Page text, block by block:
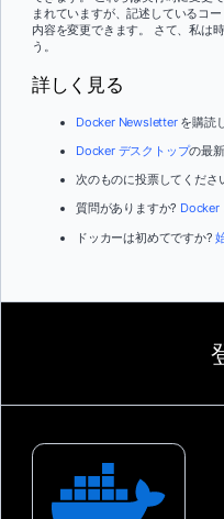
まれていますが、記述しているコ
内容を変更できます。 さて、私は
う。
詳しく見る
Docker Newsletterを購読
Docker デスクトップの最
次のものに投票してくださ
質問がありますか? Docker
ドッカーは初めてですか?